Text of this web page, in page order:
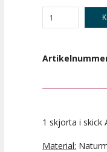
1 skjorta i skick
Material: